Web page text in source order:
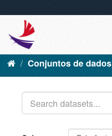
Conjuntos de dados